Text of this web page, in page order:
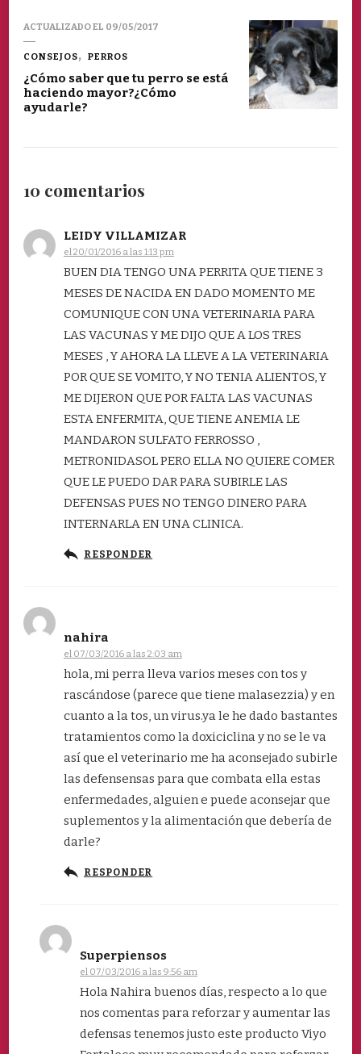
ACTUALIZADO EL 09/05/2017
CONSEJOS PERROS
¿Cómo saber que tu perro se está
haciendo mayor?¿Cómo
ayudarle?
10 comentarios
LEIDY VILLAMIZAR
el 20/01/2016 a las 1:13 pm
BUEN DIA TENGO UNA PERRITA QUE TIENE 3
MESES DE NACIDA EN DADO MOMENTO ME
COMUNIQUE CON UNA VETERINARIA PARA
LAS VACUNAS Y ME DIJO QUE A LOS TRES
MESES , Y AHORA LA LLEVE A LA VETERINARIA
POR QUE SE VOMITO, Y NO TENIA ALIENTOS, Y
ME DIJERON QUE POR FALTA LAS VACUNAS
ESTA ENFERMITA, QUE TIENE ANEMIA LE
MANDARON SULFATO FERROSSO ,
METRONIDASOL PERO ELLA NO QUIERE COMER
QUE LE PUEDO DAR PARA SUBIRLE LAS
DEFENSAS PUES NO TENGO DINERO PARA
INTERNARLA EN UNA CLINICA.
RESPONDER
nahira
el 07/03/2016 a las 2:03 am
hola, mi perra lleva varios meses con tos y
rascándose (parece que tiene malasezzia) y en
cuanto a la tos, un virus.ya le he dado bastantes
tratamientos como la doxiciclina y no se le va
así que el veterinario me ha aconsejado subirle
las defensensas para que combata ella estas
enfermedades, alguien e puede aconsejar que
suplementos y la alimentación que debería de
darle?
RESPONDER
Superpiensos
el 07/03/2016 a las 9:56 am
Hola Nahira buenos días, respecto a lo que
nos comentas para reforzar y aumentar las
defensas tenemos justo este producto Viyo